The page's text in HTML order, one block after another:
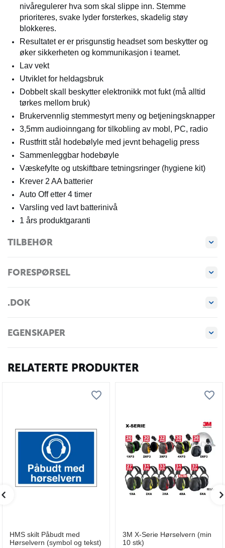
nivåregulerer hva som skal slippe inn. Stemme
prioriteres, svake lyder forsterkes, skadelig støy
blokkeres.
Resultatet er er prisgunstig headset som beskytter og
øker sikkerheten og kommunikasjon i teamet.
Lav vekt
Utviklet for heldagsbruk
Dobbelt skall beskytter elektronikk mot fukt (må alltid
tørkes mellom bruk)
Brukervennlig stemmestyrt meny og betjeningsknapper
3,5mm audioinngang for tilkobling av mobl, PC, radio
Rustfritt stål hodebølyle med jevnt behagelig press
Sammenleggbar hodebøyle
Væskefylte og utskiftbare tetningsringer (hygiene kit)
Krever 2 AA batterier
Auto Off etter 4 timer
Varsling ved lavt batterinivå
1 års produktgaranti
TILBEHØR
FORESPØRSEL
.DOK
EGENSKAPER
RELATERTE PRODUKTER
HMS skilt Påbudt med
Hørselvern (symbol og tekst)
3M X-Serie Hørselvern (min
10 stk)